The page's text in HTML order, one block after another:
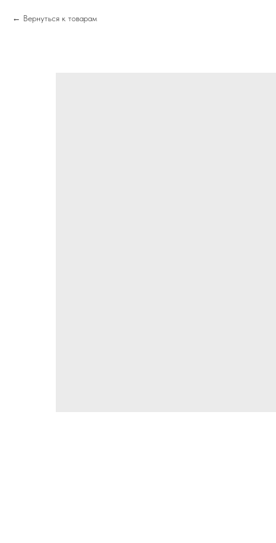
Вернуться к товарам